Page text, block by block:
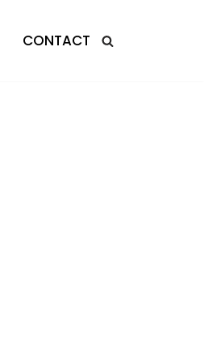
CONTACT